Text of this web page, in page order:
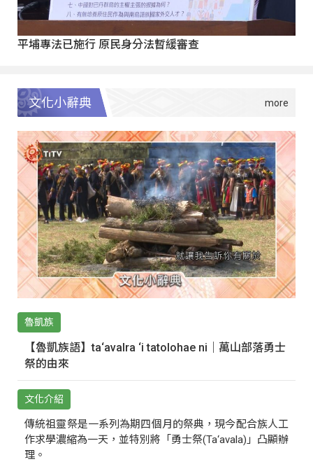
平埔專法已施行 原民身分法暫緩審查
文化小辭典
魯凱族
【魯凱族語】ta‘avalra ‘i tatolohae ni｜萬山部落勇士
祭的由來
文化介紹
傳統祖靈祭是一系列為期四個月的祭典，現今配合族人工
作求學濃縮為一天，並特別將「勇士祭(Ta‘avala)」凸顯辦
理。